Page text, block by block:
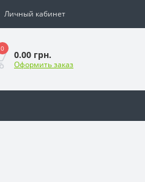
Личный кабинет
0
0.00 грн.
Оформить заказ